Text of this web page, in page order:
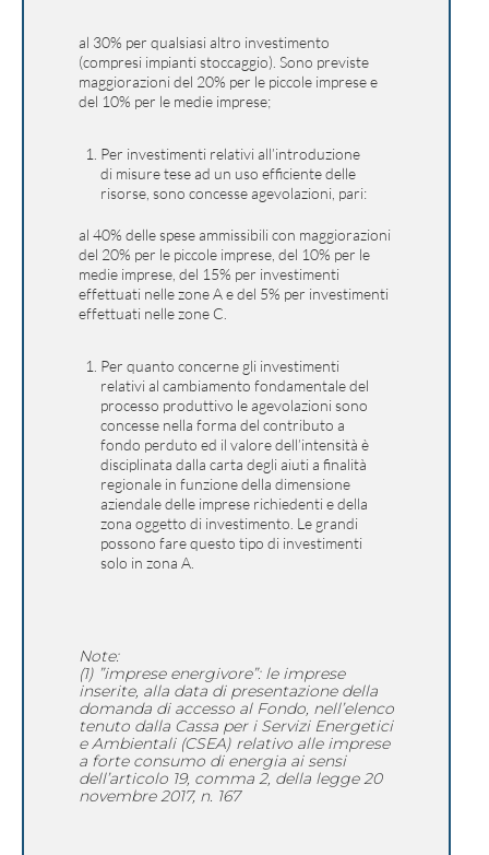
al 30% per qualsiasi altro investimento
(compresi impianti stoccaggio). Sono previste
maggiorazioni del 20% per le piccole imprese e
del 10% per le medie imprese;
Per investimenti relativi all’introduzione
di misure tese ad un uso efficiente delle
risorse, sono concesse agevolazioni, pari:
al 40% delle spese ammissibili con maggiorazioni
del 20% per le piccole imprese, del 10% per le
medie imprese, del 15% per investimenti
effettuati nelle zone A e del 5% per investimenti
effettuati nelle zone C.
Per quanto concerne gli investimenti
relativi al cambiamento fondamentale del
processo produttivo le agevolazioni sono
concesse nella forma del contributo a
fondo perduto ed il valore dell’intensità è
disciplinata dalla carta degli aiuti a finalità
regionale in funzione della dimensione
aziendale delle imprese richiedenti e della
zona oggetto di investimento. Le grandi
possono fare questo tipo di investimenti
solo in zona A.
Note:
(1) ”imprese energivore”: le imprese
inserite, alla data di presentazione della
domanda di accesso al Fondo, nell’elenco
tenuto dalla Cassa per i Servizi Energetici
e Ambientali (CSEA) relativo alle imprese
a forte consumo di energia ai sensi
dell’articolo 19, comma 2, della legge 20
novembre 2017, n. 167